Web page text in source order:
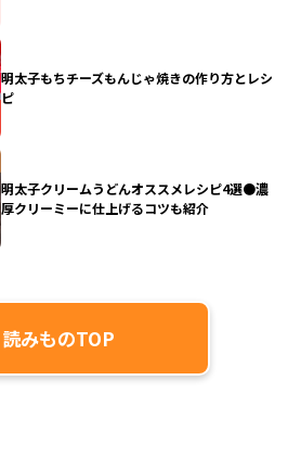
明太子もちチーズもんじゃ焼きの作り方とレシ
ピ
明太子クリームうどんオススメレシピ4選●濃
厚クリーミーに仕上げるコツも紹介
読みものTOP